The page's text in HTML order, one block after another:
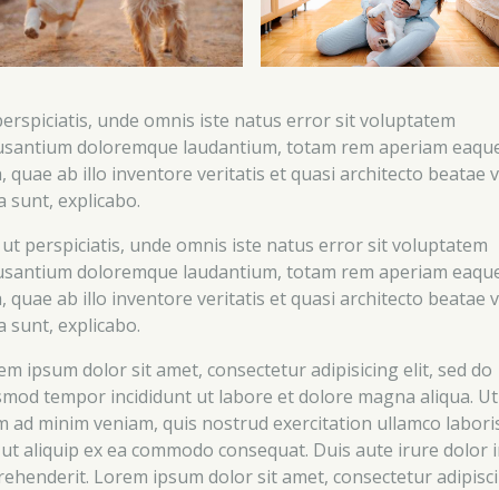
unde omnis iste natus error sit voluptatem
doloremque laudantium, totam rem aperiam
quae ab illo inventore veritatis et quasi architecto beatae
sunt, explicabo.
ut perspiciatis, unde omnis iste natus error sit voluptatem
doloremque laudantium, totam rem aperiam
quae ab illo inventore veritatis et quasi architecto beatae
sunt, explicabo.
ipsum dolor sit amet, consectetur adipisicing elit, sed do
tempor incididunt ut labore et dolore magna aliqua. Ut
ad minim veniam, quis nostrud exercitation ullamco
aliquip ex ea commodo consequat. Duis aute irure dolor
Lorem ipsum dolor sit amet, consectetur